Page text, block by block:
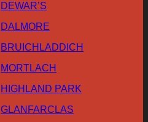
DEWAR’S
DALMORE
BRUICHLADDICH
MORTLACH
HIGHLAND PARK
GLANFARCLAS